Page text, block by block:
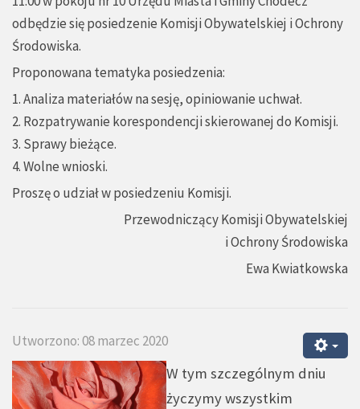
odbędzie się posiedzenie Komisji Obywatelskiej i Ochrony
Środowiska.
Proponowana tematyka posiedzenia:
1. Analiza materiałów na sesję, opiniowanie uchwał.
2. Rozpatrywanie korespondencji skierowanej do Komisji.
3. Sprawy bieżące.
4. Wolne wnioski.
Proszę o udział w posiedzeniu Komisji.
Przewodniczący Komisji Obywatelskiej
i Ochrony Środowiska
Ewa Kwiatkowska
Utworzono: 08 marzec 2020
W tym szczególnym dniu
życzymy wszystkim